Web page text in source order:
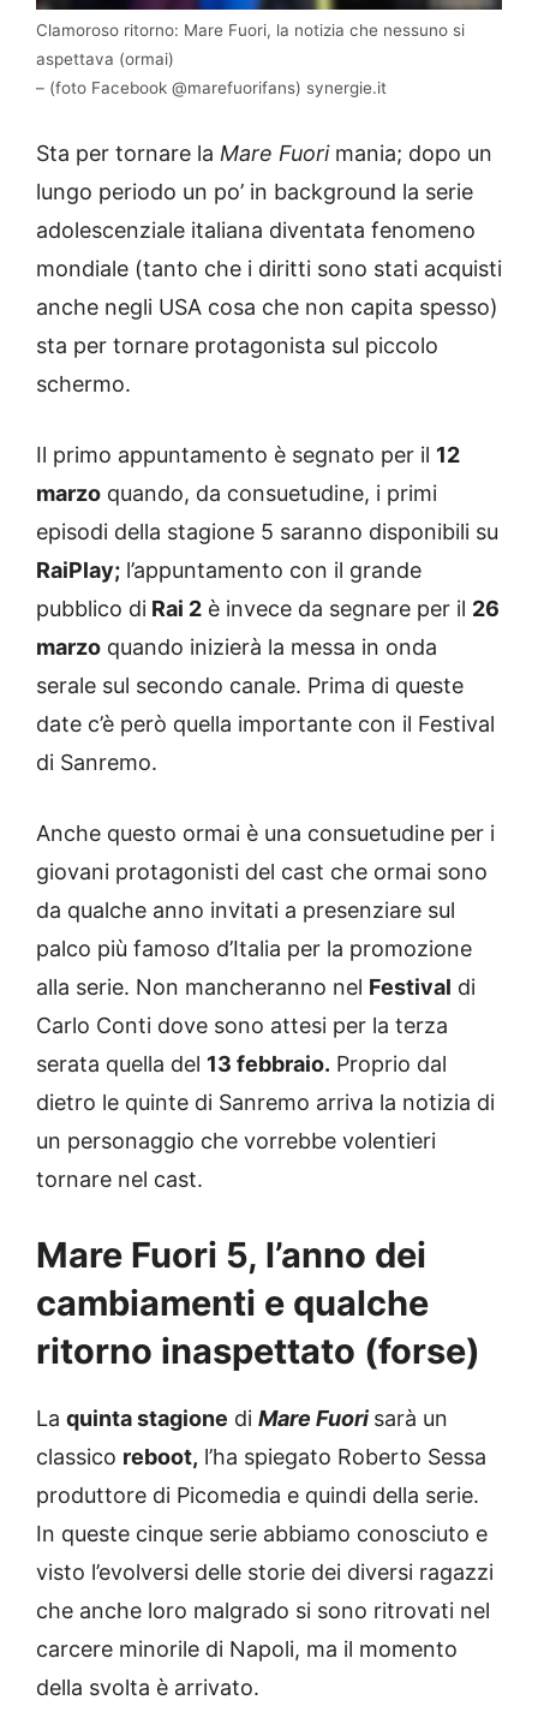
Clamoroso ritorno: Mare Fuori, la notizia che nessuno si
aspettava (ormai)
– (foto Facebook @marefuorifans) synergie.it
Sta per tornare la Mare Fuorimania; dopo un
lungo periodo un po’ in background la serie
adolescenziale italiana diventata fenomeno
mondiale (tanto che i diritti sono stati acquisti
anche negli USA cosa che non capita spesso)
sta per tornare protagonista sul piccolo
schermo.
Il primo appuntamento è segnato per il 12
marzo quando, da consuetudine, i primi
episodi della stagione 5 saranno disponibili su
RaiPlay; l’appuntamento con il grande
pubblico di Rai 2 è invece da segnare per il 26
marzo quando inizierà la messa in onda
serale sul secondo canale. Prima di queste
date c’è però quella importante con il Festival
di Sanremo.
Anche questo ormai è una consuetudine per i
giovani protagonisti del cast che ormai sono
da qualche anno invitati a presenziare sul
palco più famoso d’Italia per la promozione
alla serie. Non mancheranno nel Festival di
Carlo Conti dove sono attesi per la terza
serata quella del 13 febbraio. Proprio dal
dietro le quinte di Sanremo arriva la notizia di
un personaggio che vorrebbe volentieri
tornare nel cast.
Mare Fuori 5, l’anno dei
cambiamenti e qualche
ritorno inaspettato (forse)
La quinta stagione di Mare Fuori sarà un
classico reboot, l’ha spiegato Roberto Sessa
produttore di Picomedia e quindi della serie.
In queste cinque serie abbiamo conosciuto e
visto l’evolversi delle storie dei diversi ragazzi
che anche loro malgrado si sono ritrovati nel
carcere minorile di Napoli, ma il momento
della svolta è arrivato.